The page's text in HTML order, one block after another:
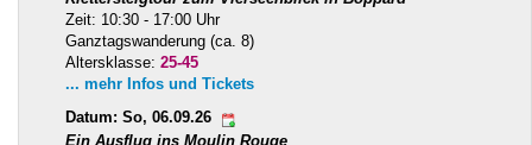
Zeit: 10:30 - 17:00 Uhr
Ganztagswanderung (ca. 8)
Altersklasse: 25-45
... mehr Infos und Tickets
Datum: So, 06.09.26
Ein Ausflug ins Moulin Rouge